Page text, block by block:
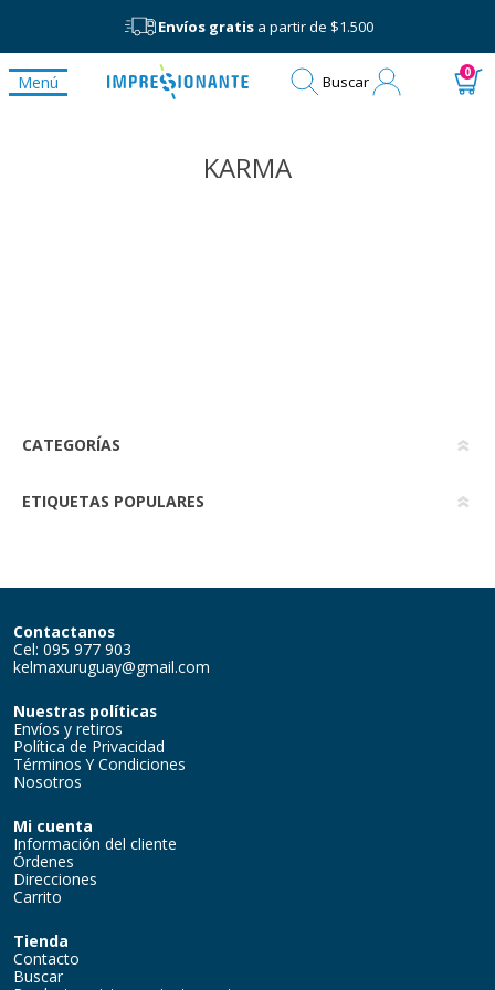
Envíos gratisa partir de $1.500
Menú Buscar 0
KARMA
CATEGORÍAS
ETIQUETAS POPULARES
Contactanos
Cel: 095 977 903
kelmaxuruguay@gmail.com
Nuestras políticas
Envíos y retiros
Política de Privacidad
Términos Y Condiciones
Nosotros
Mi cuenta
Información del cliente
Órdenes
Direcciones
Carrito
Tienda
Contacto
Buscar